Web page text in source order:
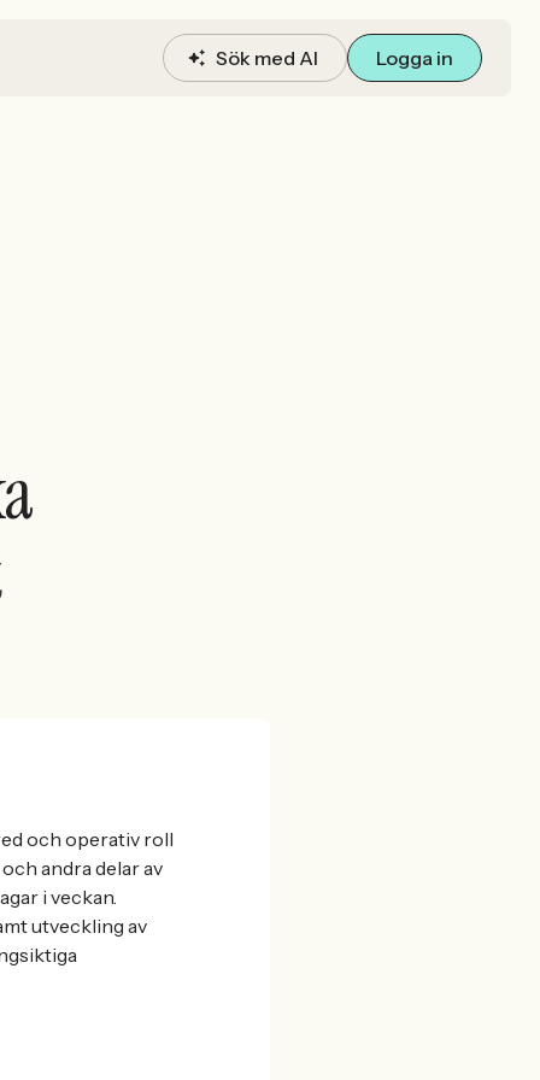
Sök med AI Logga in
och operativ roll
andra delar av
i veckan.
utveckling av